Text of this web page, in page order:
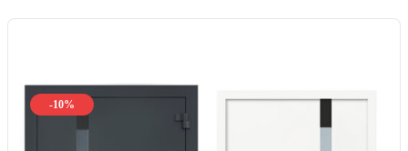
-10%